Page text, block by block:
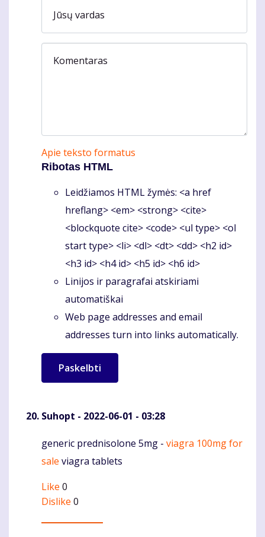
Jūsų vardas
Komentaras
Apie teksto formatus
Ribotas HTML
Leidžiamos HTML žymės: <a href
hreflang> <em> <strong> <cite>
<blockquote cite> <code> <ul type> <ol
start type> <li> <dl> <dt> <dd> <h2 id>
<h3 id> <h4 id> <h5 id> <h6 id>
Linijos ir paragrafai atskiriami
automatiškai
Web page addresses and email
addresses turn into links automatically.
Suhopt - 2022-06-01 - 03:28
Komentaras
generic prednisolone 5mg - viagra 100mg for
sale viagra tablets
Like 0
Dislike 0